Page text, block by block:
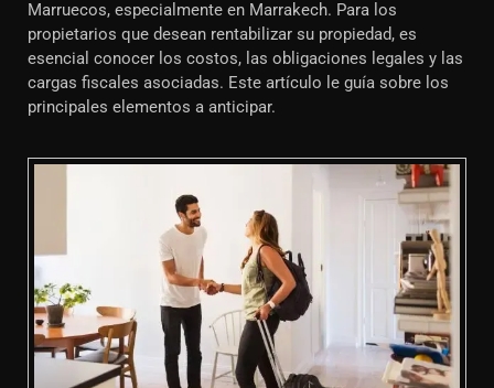
Marruecos, especialmente en Marrakech. Para los
propietarios que desean rentabilizar su propiedad, es
esencial conocer los costos, las obligaciones legales y las
cargas fiscales asociadas. Este artículo le guía sobre los
principales elementos a anticipar.